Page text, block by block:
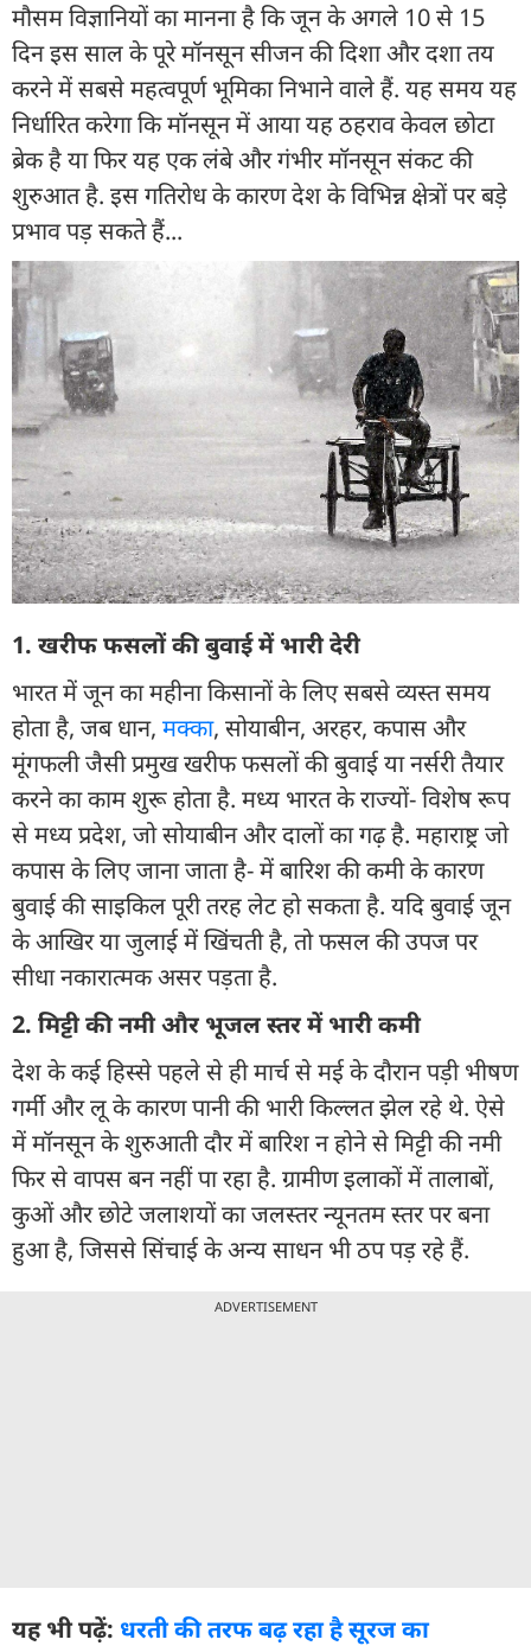
मौसम विज्ञानियों का मानना है कि जून के अगले 10 से 15
दिन इस साल के पूरे मॉनसून सीजन की दिशा और दशा तय
करने में सबसे महत्वपूर्ण भूमिका निभाने वाले हैं. यह समय यह
निर्धारित करेगा कि मॉनसून में आया यह ठहराव केवल छोटा
ब्रेक है या फिर यह एक लंबे और गंभीर मॉनसून संकट की
शुरुआत है. इस गतिरोध के कारण देश के विभिन्न क्षेत्रों पर बड़े
प्रभाव पड़ सकते हैं...
1. खरीफ फसलों की बुवाई में भारी देरी
भारत में जून का महीना किसानों के लिए सबसे व्यस्त समय
होता है, जब धान, मक्का, सोयाबीन, अरहर, कपास और
मूंगफली जैसी प्रमुख खरीफ फसलों की बुवाई या नर्सरी तैयार
करने का काम शुरू होता है. मध्य भारत के राज्यों- विशेष रूप
से मध्य प्रदेश, जो सोयाबीन और दालों का गढ़ है. महाराष्ट्र जो
कपास के लिए जाना जाता है- में बारिश की कमी के कारण
बुवाई की साइकिल पूरी तरह लेट हो सकता है. यदि बुवाई जून
के आखिर या जुलाई में खिंचती है, तो फसल की उपज पर
सीधा नकारात्मक असर पड़ता है.
2. मिट्टी की नमी और भूजल स्तर में भारी कमी
देश के कई हिस्से पहले से ही मार्च से मई के दौरान पड़ी भीषण
गर्मी और लू के कारण पानी की भारी किल्लत झेल रहे थे. ऐसे
में मॉनसून के शुरुआती दौर में बारिश न होने से मिट्टी की नमी
फिर से वापस बन नहीं पा रहा है. ग्रामीण इलाकों में तालाबों,
कुओं और छोटे जलाशयों का जलस्तर न्यूनतम स्तर पर बना
हुआ है, जिससे सिंचाई के अन्य साधन भी ठप पड़ रहे हैं.
ADVERTISEMENT
यह भी पढ़ें: धरती की तरफ बढ़ रहा है सूरज का